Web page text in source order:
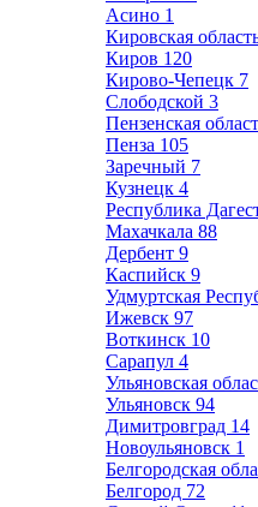
Асино 1
Кировская
Киров 120
Кирово-Чепецк 7
Слободской 3
Пензенская
Пенза 105
Заречный 7
Кузнецк 4
Республика
Махачкала 88
Дербент 9
Каспийск 9
Удмуртская
Ижевск 97
Воткинск 10
Сарапул 4
Ульяновская
Ульяновск 94
Димитровград 14
Новоульяновск 1
Белгородская
Белгород 72